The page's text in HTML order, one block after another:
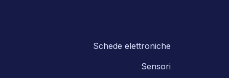
Schede elettroniche
Sensori